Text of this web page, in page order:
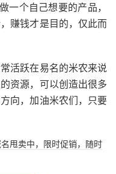
一个自己想要的产品，
赚钱才是目的，仅此而
活跃在易名的米农来说
资源，可以创造出很多
向，加油米农们，只要
甩卖中，限时促销，随时